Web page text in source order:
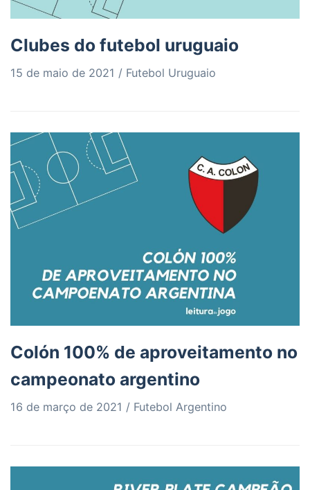
Clubes do futebol uruguaio
15 de maio de 2021 Futebol Uruguaio
Colón 100% de aproveitamento no
campeonato argentino
16 de março de 2021 Futebol Argentino